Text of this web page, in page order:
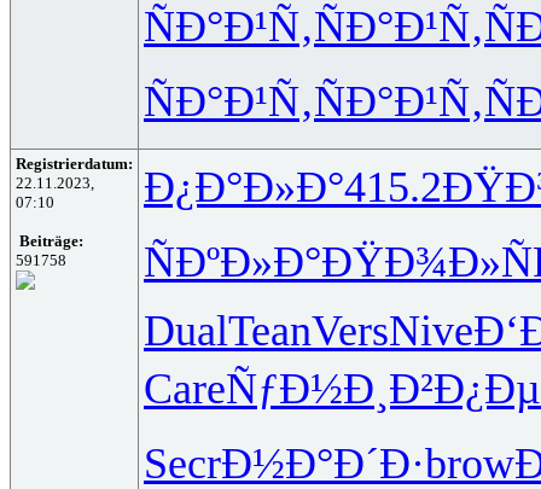
ÑÐ°Ð¹Ñ‚ÑÐ°Ð¹Ñ‚
ÑÐ°Ð¹Ñ‚ÑÐ°Ð¹Ñ‚
Registrierdatum:
22.11.2023,
07:10
Beiträge:
591758
Ð¿Ð°Ð»Ð°415.2
ÑÐºÐ»Ð°ÐŸÐ¾Ð»Ñ
DualTeanVersNive
CareÑƒÐ½Ð¸Ð²
SecrÐ½Ð°Ð´Ð·brow